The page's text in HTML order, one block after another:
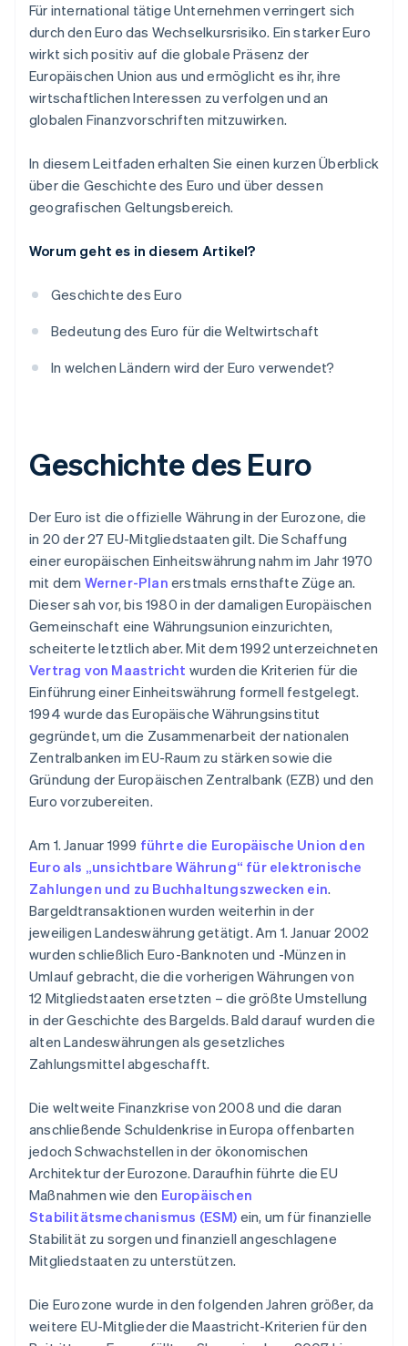
Für international tätige Unternehmen verringert sich
durch den Euro das Wechselkursrisiko. Ein starker Euro
wirkt sich positiv auf die globale Präsenz der
Europäischen Union aus und ermöglicht es ihr, ihre
wirtschaftlichen Interessen zu verfolgen und an
globalen Finanzvorschriften mitzuwirken.
In diesem Leitfaden erhalten Sie einen kurzen Überblick
über die Geschichte des Euro und über dessen
geografischen Geltungsbereich.
Worum geht es in diesem Artikel?
Geschichte des Euro
Bedeutung des Euro für die Weltwirtschaft
In welchen Ländern wird der Euro verwendet?
Geschichte des Euro
Der Euro ist die offizielle Währung in der Eurozone, die
in 20 der 27 EU-Mitgliedstaaten gilt. Die Schaffung
einer europäischen Einheitswährung nahm im Jahr 1970
mit dem Werner-Plan erstmals ernsthafte Züge an.
Dieser sah vor, bis 1980 in der damaligen Europäischen
Gemeinschaft eine Währungsunion einzurichten,
scheiterte letztlich aber. Mit dem 1992 unterzeichneten
Vertrag von Maastricht wurden die Kriterien für die
Einführung einer Einheitswährung formell festgelegt.
1994 wurde das Europäische Währungsinstitut
gegründet, um die Zusammenarbeit der nationalen
Zentralbanken im EU-Raum zu stärken sowie die
Gründung der Europäischen Zentralbank (EZB) und den
Euro vorzubereiten.
Am 1. Januar 1999 führte die Europäische Union den
Euro als „unsichtbare Währung“ für elektronische
Zahlungen und zu Buchhaltungszwecken ein.
Bargeldtransaktionen wurden weiterhin in der
jeweiligen Landeswährung getätigt. Am 1. Januar 2002
wurden schließlich Euro-Banknoten und -Münzen in
Umlauf gebracht, die die vorherigen Währungen von
12 Mitgliedstaaten ersetzten – die größte Umstellung
in der Geschichte des Bargelds. Bald darauf wurden die
alten Landeswährungen als gesetzliches
Zahlungsmittel abgeschafft.
Die weltweite Finanzkrise von 2008 und die daran
anschließende Schuldenkrise in Europa offenbarten
jedoch Schwachstellen in der ökonomischen
Architektur der Eurozone. Daraufhin führte die EU
Maßnahmen wie den Europäischen
Stabilitätsmechanismus (ESM) ein, um für finanzielle
Stabilität zu sorgen und finanziell angeschlagene
Mitgliedstaaten zu unterstützen.
Die Eurozone wurde in den folgenden Jahren größer, da
weitere EU-Mitglieder die Maastricht-Kriterien für den